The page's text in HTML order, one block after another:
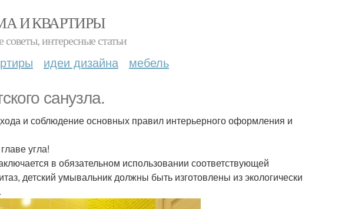
И КВАРТИРЫ
интересные статьи
идеи дизайна мебель
санузла.
и соблюдение основных правил интерьерного оформления и
угла!
в обязательном использовании соответствующей
детский умывальник должны быть изготовлены из экологически